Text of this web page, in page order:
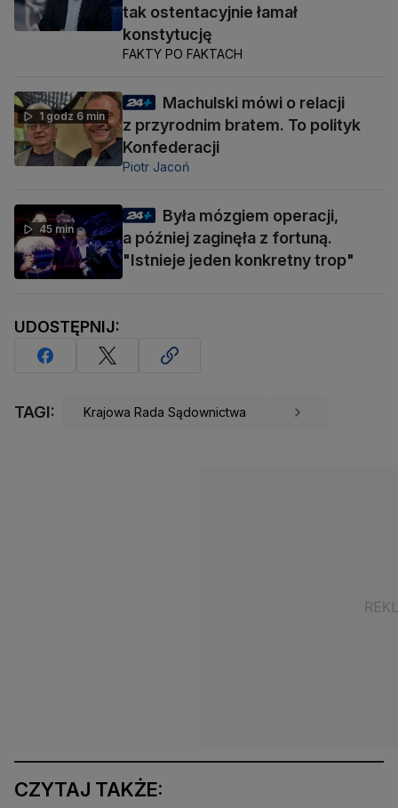
tak ostentacyjnie łamał
konstytucję
FAKTY PO FAKTACH
1 godz 6 min
Machulski mówi o relacji
z przyrodnim bratem. To polityk
Konfederacji
Piotr Jacoń
45 min
Była mózgiem operacji,
a później zaginęła z fortuną.
"Istnieje jeden konkretny trop"
UDOSTĘPNIJ:
TAGI: Krajowa Rada Sądownictwa
CZYTAJ TAKŻE: